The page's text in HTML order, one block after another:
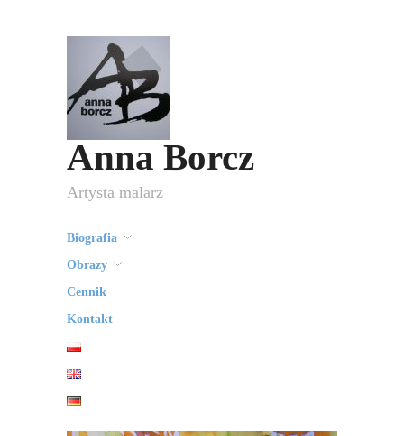
Anna Borcz
Artysta malarz
Biografia
Obrazy
Cennik
Kontakt